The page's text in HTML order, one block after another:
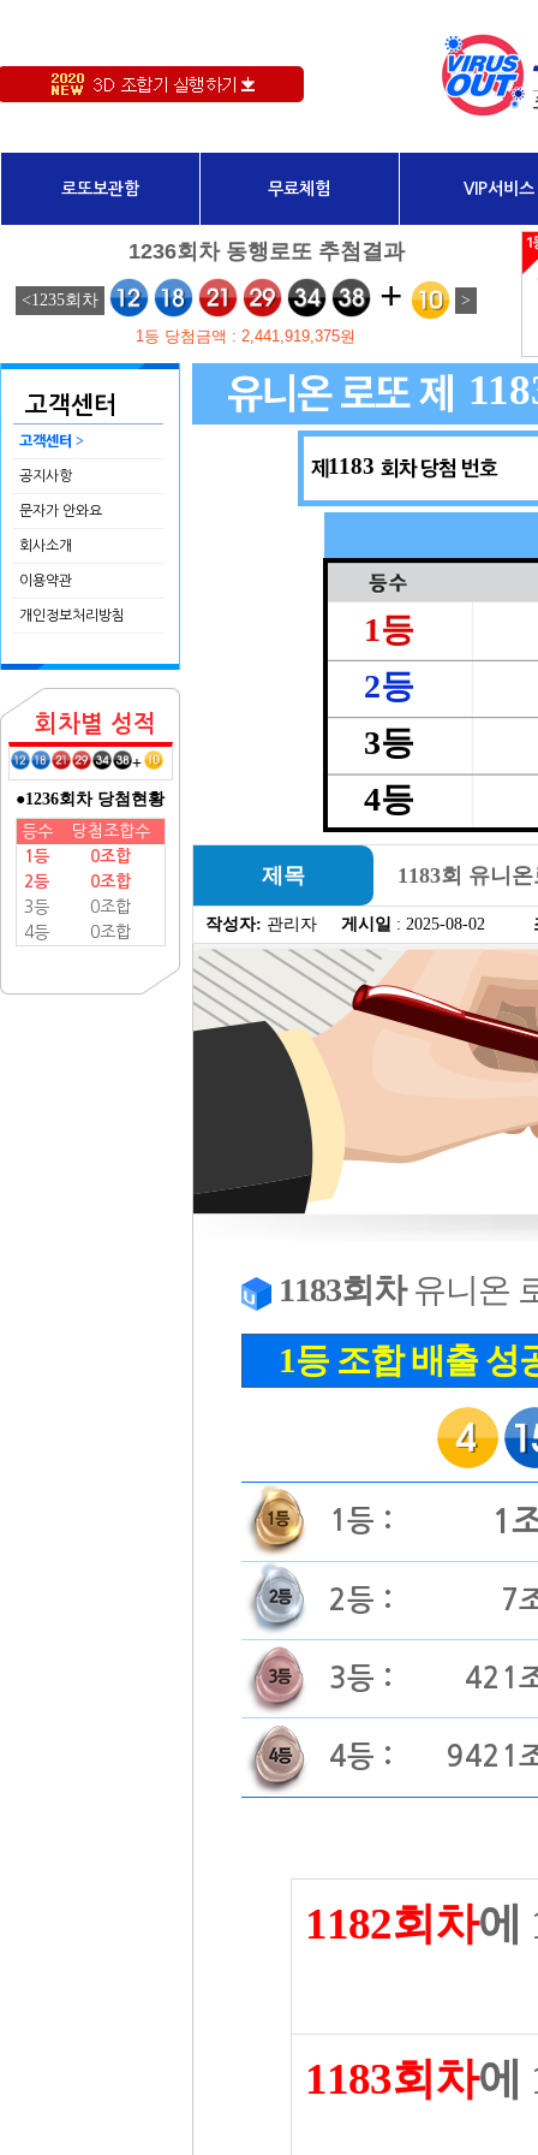
로또보관함 무료체험 VIP서비스
고객센터
고객센터 >
공지사항
문자가 안와요
회사소개
이용약관
개인정보처리방침
회차별 성적
+
●1236회차 당첨현황
등수
당첨조합수
1등
0조합
2등
0조합
3등
0조합
4등
0조합
1183
1등
2등
3등
4등
제목 1183회 유니
작성자: 관리자 게시일 : 2025-08-02
1183회차유니온
1등 조합 배출 성
1등 : 1
2등 : 7
3등 : 421
4등 : 9421
1182회차에
1183회차에